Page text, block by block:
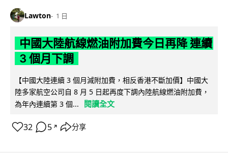
Lawton 1 日
中國大陸航線燃油附加費今日再降 連續
3 個月下調
【中國大陸連續 3 個月減附加費，相反香港不斷加價】中國大
陸多家航空公司自 8 月 5 日起再度下調內陸航線燃油附加費，
為年內連續第 3 個...
閱讀全文
32 5 ↗ 分享